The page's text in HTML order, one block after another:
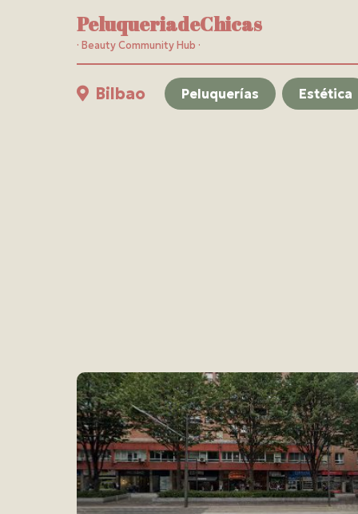
PeluqueriadeChicas
· Beauty Community Hub ·
Bilbao Peluquerías Estética